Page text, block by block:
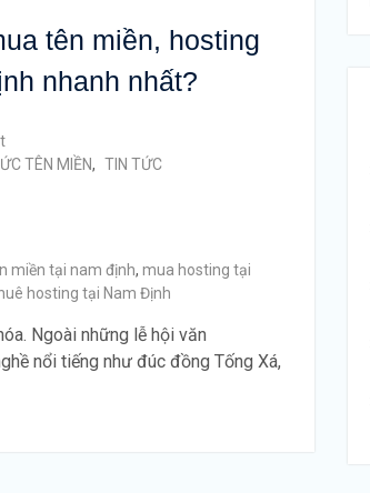
tên miền, hosting
nhanh nhất?
TÊN MIỀN, TIN TỨC
miền tại nam định, mua hosting tại
hosting tại Nam Định
Ngoài những lễ hội văn
nổi tiếng như đúc đồng Tống Xá,